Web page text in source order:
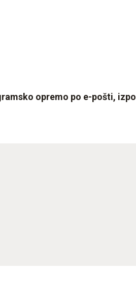
opremo po e-pošti,